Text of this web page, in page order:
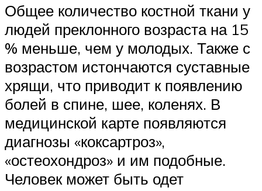
Общее количество костной ткани у
людей преклонного возраста на 15
% меньше, чем у молодых. Также с
возрастом истончаются суставные
хрящи, что приводит к появлению
болей в спине, шее, коленях. В
медицинской карте появляются
диагнозы «коксартроз»,
«остеохондроз» и им подобные.
Человек может быть одет